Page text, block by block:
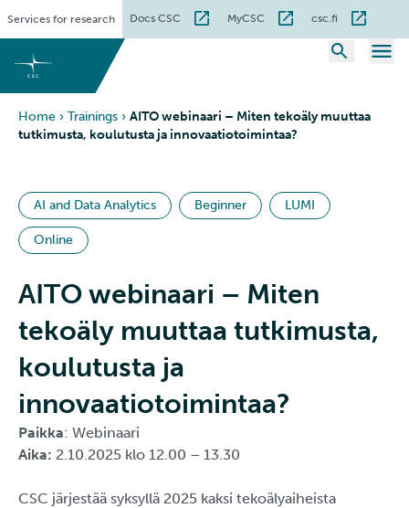
content
Services for research Docs CSC MyCSC csc.fi
Home › Trainings › AITO webinaari – Miten tekoäly muuttaa
tutkimusta, koulutusta ja innovaatiotoimintaa?
AI and Data Analytics Beginner LUMI
Online
AITO webinaari – Miten
tekoäly muuttaa tutkimusta,
koulutusta ja
innovaatiotoimintaa?
Paikka: Webinaari
Aika: 2.10.2025 klo 12.00 – 13.30
CSC järjestää syksyllä 2025 kaksi tekoälyaiheista